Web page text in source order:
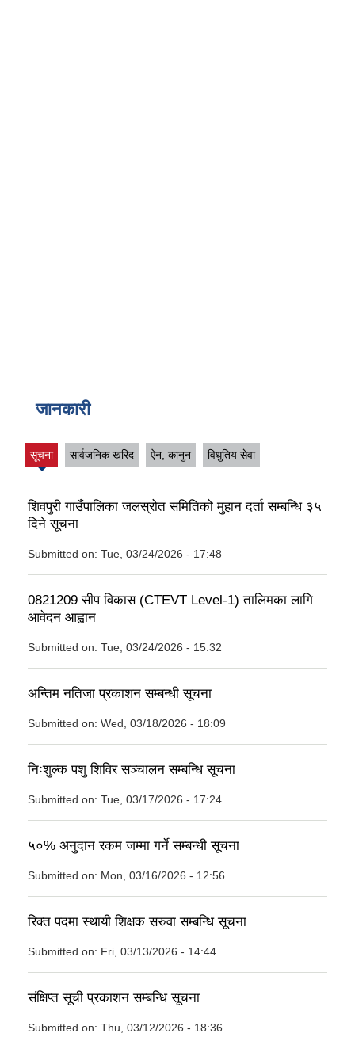
जानकारी
सूचना
(active
सार्वजनिक खरिद ऐन, कानुन विधुतिय सेवा
शिवपुरी गाउँपालिका जलस्रोत समितिको मुहान दर्ता सम्बन्धि ३५
दिने सूचना
Submitted on: Tue, 03/24/2026 - 17:48
0821209 सीप विकास (CTEVT Level-1) तालिमका लागि
आवेदन आह्वान
Submitted on: Tue, 03/24/2026 - 15:32
अन्तिम नतिजा प्रकाशन सम्बन्धी सूचना
Submitted on: Wed, 03/18/2026 - 18:09
निःशुल्क पशु शिविर सञ्चालन सम्बन्धि सूचना
Submitted on: Tue, 03/17/2026 - 17:24
५०% अनुदान रकम जम्मा गर्ने सम्बन्धी सूचना
Submitted on: Mon, 03/16/2026 - 12:56
रिक्त पदमा स्थायी शिक्षक सरुवा सम्बन्धि सूचना
Submitted on: Fri, 03/13/2026 - 14:44
संक्षिप्त सूची प्रकाशन सम्बन्धि सूचना
Submitted on: Thu, 03/12/2026 - 18:36